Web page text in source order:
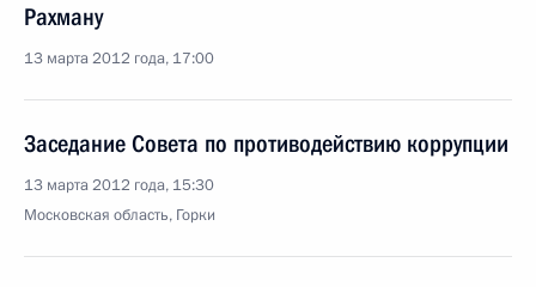
Рахману
13 марта 2012 года, 17:00
Заседание Совета по противодействию коррупции
13 марта 2012 года, 15:30
Московская область, Горки